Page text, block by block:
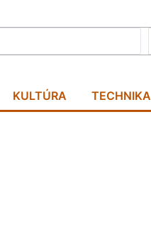
KULTÚRA TECHNIKA